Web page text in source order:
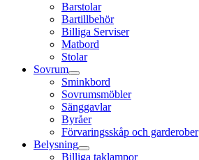
Barstolar
Bartillbehör
Billiga Serviser
Matbord
Stolar
Sovrum
Sminkbord
Sovrumsmöbler
Sänggavlar
Byråer
Förvaringsskåp och garderober
Belysning
Billiga taklampor